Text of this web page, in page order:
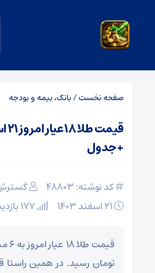
صفحه نخست/بانک، بیمه و بودجه
+ جدول
کد نوشته: 48803
تومان رسید. در همین